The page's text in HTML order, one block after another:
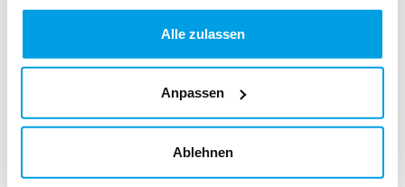
Alle zulassen
Anpassen
Ablehnen